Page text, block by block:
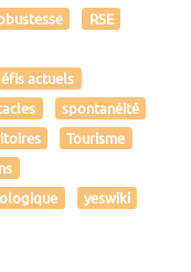
RSE
actuels
spontanéité
Tourisme
yeswiki